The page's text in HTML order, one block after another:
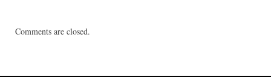
Comments are closed.